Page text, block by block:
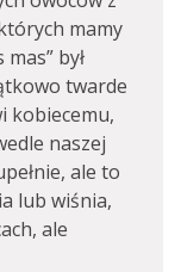
mamy
był
twarde
kobiecemu,
naszej
ale to
lub wiśnia,
ale